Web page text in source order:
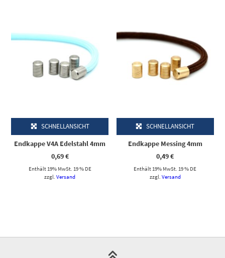
SCHNELLANSICHT
Endkappe V4A Edelstahl 4mm
0,69€
Enthält 19% MwSt. 19 % DE
zzgl.Versand
SCHNELLANSICHT
Endkappe Messing 4mm
0,49€
Enthält 19% MwSt. 19 % DE
zzgl. Versand